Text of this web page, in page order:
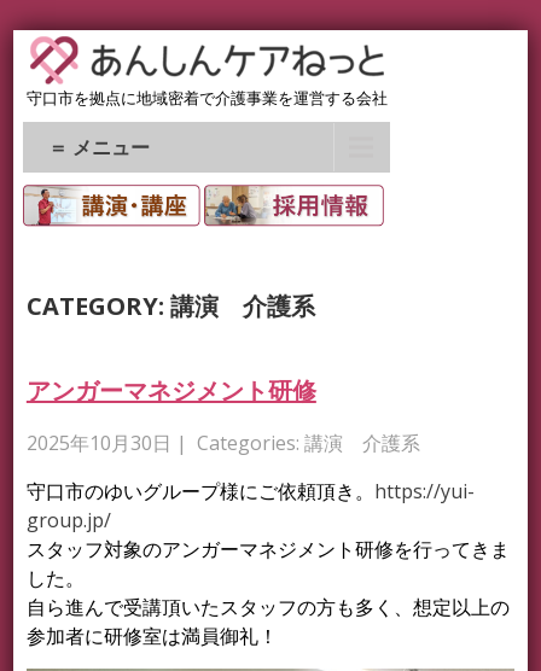
守口市を拠点に地域密着で介護事業を運営する会社
＝ メニュー
CATEGORY: 講演 介護系
アンガーマネジメント研修
2025年10月30日 | Categories: 講演 介護系
守口市のゆいグループ様にご依頼頂き。 https://yui-
group.jp/
スタッフ対象のアンガーマネジメント研修を行ってきま
した。
自ら進んで受講頂いたスタッフの方も多く、想定以上の
参加者に研修室は満員御礼！